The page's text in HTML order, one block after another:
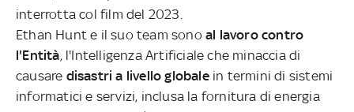
interrotta col film del 2023.
Ethan Hunt e il suo team sono al lavoro contro
l'Entità, l'Intelligenza Artificiale che minaccia di
causare disastri a livello globale in termini di sistemi
informatici e servizi, inclusa la fornitura di energia